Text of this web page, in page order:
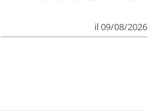
il 09/08/2026